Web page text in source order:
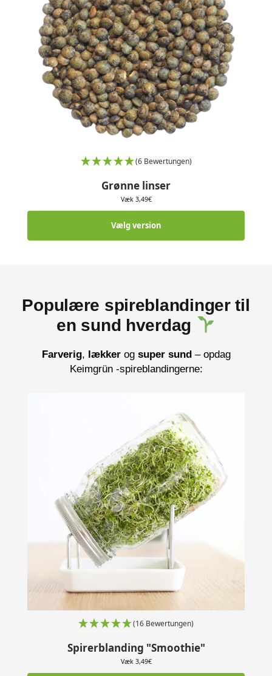
(6 Bewertungen)
Grønne linser
Væk 3,49€
Vælg version
Populære spireblandinger til
en sund hverdag
Farverig, lækkerog super sund– opdag
Keimgrün -spireblandingerne:
(16 Bewertungen)
Spirerblanding "Smoothie"
Væk 3,49€